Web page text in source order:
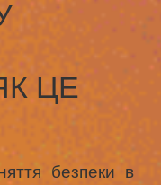
ЦЕ
безпеки в